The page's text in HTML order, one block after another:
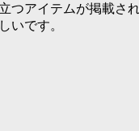
つアイテムが掲載さ
いです。